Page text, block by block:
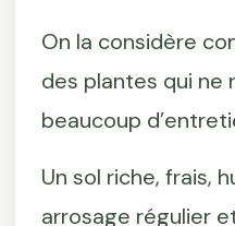
On la considère
des plantes qui ne
beaucoup
Un sol riche, frais,
arrosage régulier